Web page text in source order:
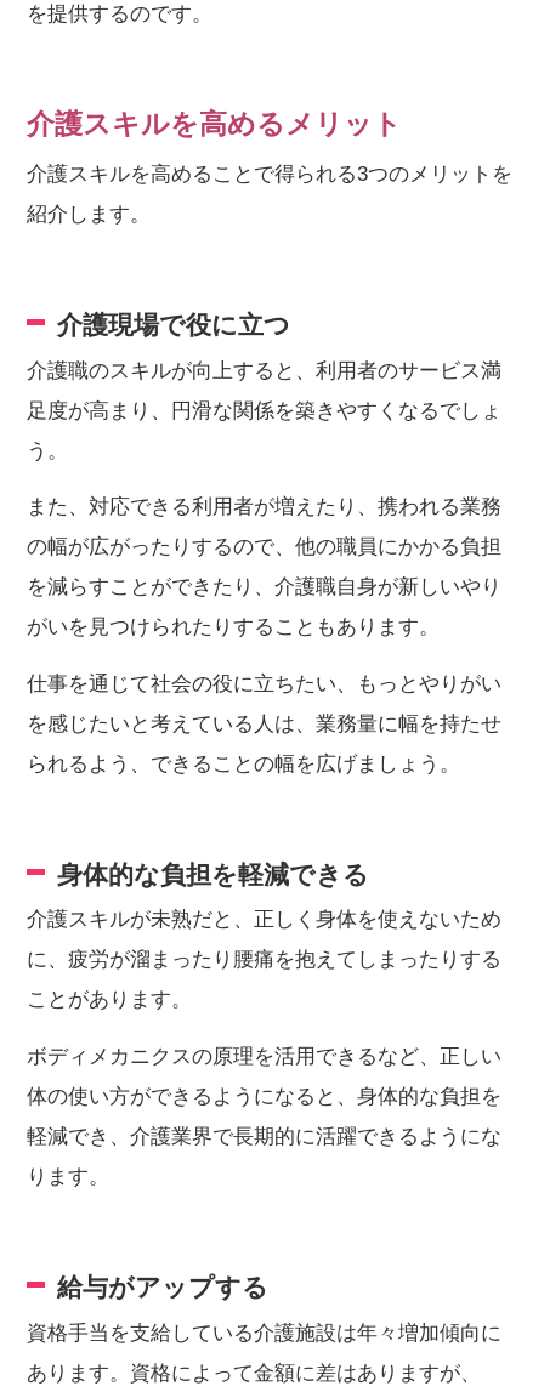
を提供するのです。
介護スキルを高めるメリット
介護スキルを高めることで得られる3つのメリットを
紹介します。
介護現場で役に立つ
介護職のスキルが向上すると、利用者のサービス満
足度が高まり、円滑な関係を築きやすくなるでしょ
う。
また、対応できる利用者が増えたり、携われる業務
の幅が広がったりするので、他の職員にかかる負担
を減らすことができたり、介護職自身が新しいやり
がいを見つけられたりすることもあります。
仕事を通じて社会の役に立ちたい、もっとやりがい
を感じたいと考えている人は、業務量に幅を持たせ
られるよう、できることの幅を広げましょう。
身体的な負担を軽減できる
介護スキルが未熟だと、正しく身体を使えないため
に、疲労が溜まったり腰痛を抱えてしまったりする
ことがあります。
ボディメカニクスの原理を活用できるなど、正しい
体の使い方ができるようになると、身体的な負担を
軽減でき、介護業界で長期的に活躍できるようにな
ります。
給与がアップする
資格手当を支給している介護施設は年々増加傾向に
あります。資格によって金額に差はありますが、